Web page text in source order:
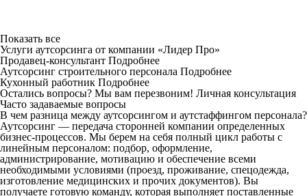
Показать все
Услуги аутсорсинга от компании «Лидер Про»
Продавец-консультант Подробнее
Аутсорсинг строительного персонала Подробнее
Кухонный работник Подробнее
Остались вопросы? Мы вам перезвоним! Личная консультация
Часто задаваемые вопросы
В чем разница между аутсорсингом и аутстаффингом персонала?
Аутсорсинг — передача сторонней компании определенных
бизнес-процессов. Мы берем на себя полный цикл работы с
линейным персоналом: подбор, оформление,
администрирование, мотивацию и обеспечение всеми
необходимыми условиями (проезд, проживание, спецодежда,
изготовление медицинских и прочих документов). Вы
получаете готовую команду, которая выполняет поставленные